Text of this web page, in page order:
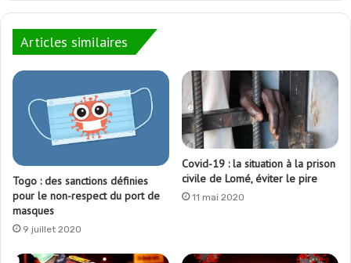
Articles similaires
Togo : des sanctions définies
pour le non-respect du port de
masques
9 juillet 2020
Covid-19 : la situation à la prison
civile de Lomé, éviter le pire
11 mai 2020